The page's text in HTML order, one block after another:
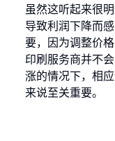
虽然这听起来很
导致利润下降而
要，因为调整价
印刷服务商并不
涨的情况下，相
来说至关重要。